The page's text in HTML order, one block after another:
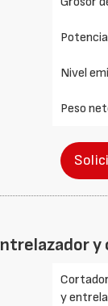
Nivel
Peso
y